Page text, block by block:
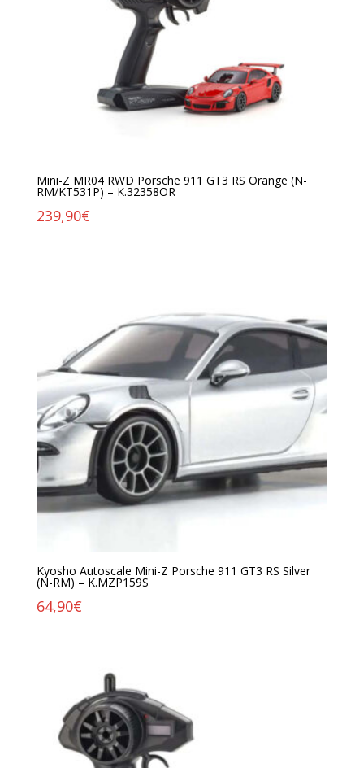
Mini-Z MR04 RWD Porsche 911 GT3 RS Orange (N-
RM/KT531P) – K.32358OR
239,90€
Kyosho Autoscale Mini-Z Porsche 911 GT3 RS Silver
(N-RM) – K.MZP159S
64,90€